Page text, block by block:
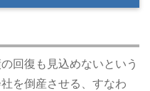
回復も見込めないという
を倒産させる、すなわ